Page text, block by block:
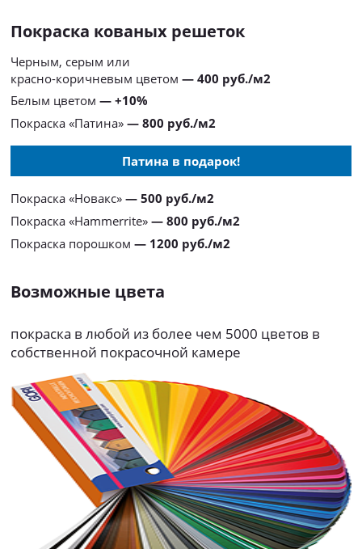
Покраска кованых решеток
Черным, серым или
красно-коричневым цветом — 400 руб./м2
Белым цветом — +10%
Покраска «Патина» — 800 руб./м2
Патина в подарок!
Покраска «Новакс» — 500 руб./м2
Покраска «Hammerrite» — 800 руб./м2
Покраска порошком — 1200 руб./м2
Возможные цвета
покраска в любой из более чем 5000 цветов в
собственной покрасочной камере